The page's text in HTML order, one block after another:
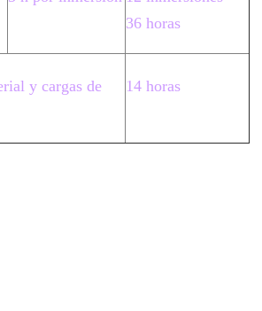
36 horas
y cargas de
14 horas